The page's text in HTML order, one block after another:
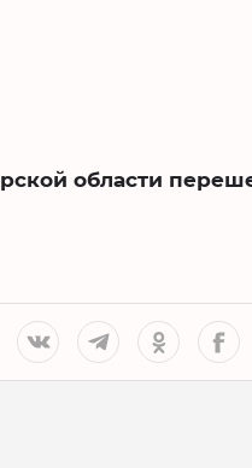
области